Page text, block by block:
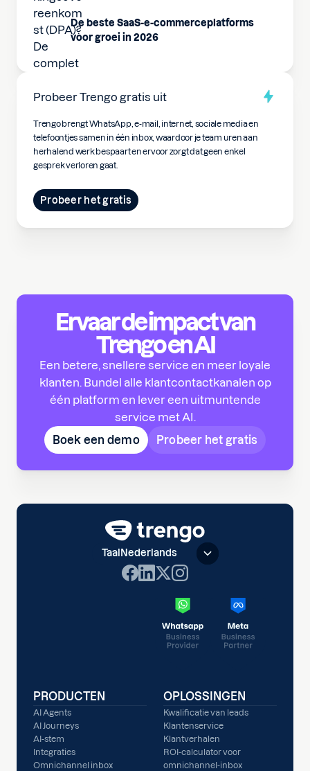
De beste SaaS-e-commerceplatforms
voor groei in 2026
Probeer Trengo gratis uit
Trengo brengt WhatsApp, e-mail, internet, sociale media en
telefoontjes samen in één inbox, waardoor je team uren aan
herhalend werk bespaart en ervoor zorgt dat geen enkel
gesprek verloren gaat.
Probeer het gratis
Ervaar de impact van
Trengo en AI
Een betere, snellere service en meer loyale
klanten. Bundel alle klantcontactkanalen op
één platform en lever een uitmuntende
service met AI.
Boek een demo
Probeer het gratis
Taal Nederlands
PRODUCTEN
AI Agents
AI Journeys
AI-stem
Integraties
Omnichannel inbox
OPLOSSINGEN
Kwalificatie van leads
Klantenservice
Klantverhalen
ROI-calculator voor
omnichannel-inbox